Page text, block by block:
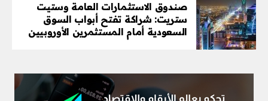
صندوق الاستثمارات العامة وستيت
ستريت: شراكة تفتح أبواب السوق
السعودية أمام المستثمرين الأوروبيين